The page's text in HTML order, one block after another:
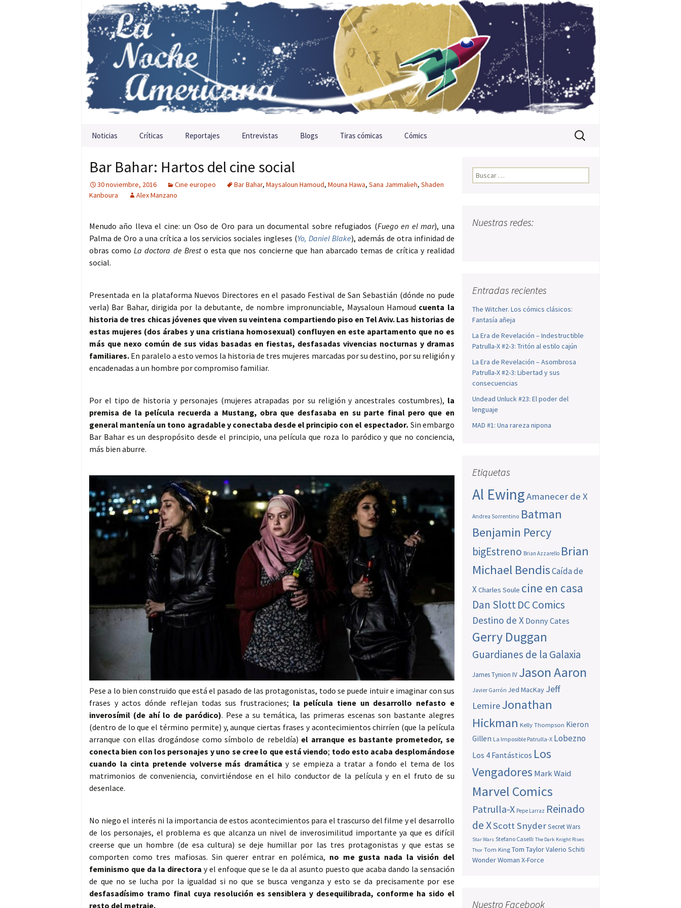
Saltar al contenido
Noticias Críticas Reportajes Entrevistas Blogs Tiras cómicas Cómics Buscar:
Bar Bahar: Hartos del cine social
30 noviembre, 2016 Cine europeo Bar Bahar, Maysaloun Hamoud, Mouna Hawa, Sana Jammalieh, Shaden
Kanboura
Alex Manzano
Menudo año lleva el cine: un Oso de Oro para un documental sobre refugiados (Fuego en el mar), una
Palma de Oro a una crítica a los servicios sociales ingleses (Yo, Daniel Blake), además de otra infinidad de
obras comoLa doctora de Bresto esta que nos concierne que han abarcado temas de crítica y realidad
social.
Presentada en la plataforma Nuevos Directores en el pasado Festival de San Sebastián (dónde no pude
verla) Bar Bahar, dirigida por la debutante, de nombre impronunciable, Maysaloun Hamoud cuenta la
historia de tres chicas jóvenes que viven su veintena compartiendo piso en Tel Aviv. Las historias de
estas mujeres (dos árabes y una cristiana homosexual) confluyen en este apartamento que no es
más que nexo común de sus vidas basadas en fiestas, desfasadas vivencias nocturnas y dramas
familiares. En paralelo a esto vemos la historia de tres mujeres marcadas por su destino, por su religión y
encadenadas a un hombre por compromiso familiar.
Por el tipo de historia y personajes (mujeres atrapadas por su religión y ancestrales costumbres), la
premisa de la película recuerda a Mustang, obra que desfasaba en su parte final pero que en
general mantenía un tono agradable y conectaba desde el principio con el espectador. Sin embargo
Bar Bahar es un despropósito desde el principio, una película que roza lo paródico y que no conciencia,
más bien aburre.
Pese a lo bien construido que está el pasado de las protagonistas, todo se puede intuir e imaginar con sus
frases y actos dónde reflejan todas sus frustraciones; la película tiene un desarrollo nefasto e
inverosímil (de ahí lo de paródico). Pese a su temática, las primeras escenas son bastante alegres
(dentro de lo que el término permite) y, aunque ciertas frases y acontecimientos chirríen (que la película
arranque con ellas drogándose como símbolo de rebeldía) el arranque es bastante prometedor, se
conecta bien con los personajes y uno se cree lo que está viendo; todo esto acaba desplomándose
cuando la cinta pretende volverse más dramática y se empieza a tratar a fondo el tema de los
matrimonios de conveniencia, convirtiéndose en el hilo conductor de la película y en el fruto de su
desenlace.
No niego el interés ni la importancia de estos acontecimientos para el trascurso del filme y el desarrollo
de los personajes, el problema es que alcanza un nivel de inverosimilitud importante ya que es difícil
creerse que un hombre (de esa cultura) se deje humillar por las tres protagonistas y que estas se
comporten como tres mafiosas. Sin querer entrar en polémica, no me gusta nada la visión del
feminismo que da la directora y el enfoque que se le da al asunto puesto que acaba dando la sensación
de que no se lucha por la igualdad si no que se busca venganza y esto se da precisamente por ese
desfasadísimo tramo final cuya resolución es sensiblera y desequilibrada, conforme ha sido el
resto del metraje.
Buscar:
Nuestras redes:
Entradas recientes
The Witcher. Los cómics clásicos:
Fantasía añeja
La Era de Revelación – Indestructible
Patrulla-X #2-3: Tritón al estilo cajún
La Era de Revelación – Asombrosa
Patrulla-X #2-3: Libertad y sus
consecuencias
Undead Unluck #23: El poder del
lenguaje
MAD #1: Una rareza nipona
Etiquetas
Al EwingAmanecer de X
Andrea Sorrentino Batman
Benjamin Percy
bigEstreno Brian Azzarello Brian
Michael BendisCaída de
XCharles Soule cine en casa
Dan SlottDC Comics
Destino de X Donny Cates
Gerry Duggan
Guardianes de la Galaxia
James Tynion IV Jason Aaron
Javier Garrón Jed MacKay Jeff
LemireJonathan
Hickman Kelly Thompson Kieron
Gillen La Imposible Patrulla-X Lobezno
Los 4 Fantásticos Los
Vengadores Mark Waid
Marvel Comics
Patrulla-X Pepe Larraz Reinado
de XScott SnyderSecret Wars
Star Wars Stefano Caselli The Dark Knight Rises
Thor Tom King Tom TaylorValerio Schiti
Wonder Woman X-Force
Nuestro Facebook